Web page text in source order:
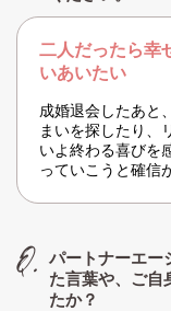
二人だったら幸
いあいたい
成婚退会したあと
まいを探したり、
いよ終わる喜びを
っていこうと確信
パートナーエー
た言葉や、ご自
たか？